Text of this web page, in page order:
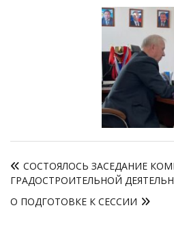
по
записям
СОСТОЯЛОСЬ ЗАСЕДАНИЕ
ГРАДОСТРОИТЕЛЬНОЙ
О ПОДГОТОВКЕ К СЕССИИ